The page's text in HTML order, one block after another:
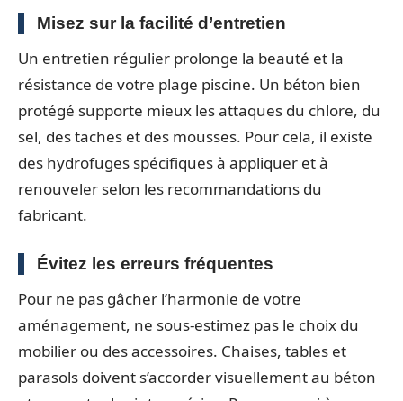
Misez sur la facilité d’entretien
Un entretien régulier prolonge la beauté et la
résistance de votre plage piscine. Un béton bien
protégé supporte mieux les attaques du chlore, du
sel, des taches et des mousses. Pour cela, il existe
des hydrofuges spécifiques à appliquer et à
renouveler selon les recommandations du
fabricant.
Évitez les erreurs fréquentes
Pour ne pas gâcher l’harmonie de votre
aménagement, ne sous-estimez pas le choix du
mobilier ou des accessoires. Chaises, tables et
parasols doivent s’accorder visuellement au béton